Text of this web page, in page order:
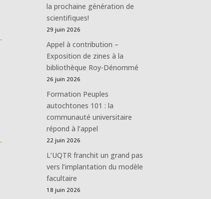
la prochaine génération de
scientifiques!
29 juin 2026
Appel à contribution –
Exposition de zines à la
bibliothèque Roy-Dénommé
26 juin 2026
Formation Peuples
autochtones 101 : la
communauté universitaire
répond à l’appel
22 juin 2026
L’UQTR franchit un grand pas
vers l’implantation du modèle
facultaire
18 juin 2026